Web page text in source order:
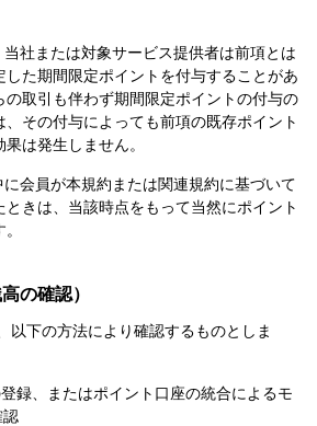
社または対象サービス提供者は前項とは
した期間限定ポイントを付与することがあ
の取引も伴わず期間限定ポイントの付与の
その付与によっても前項の既存ポイント
は発生しません。
会員が本規約または関連規約に基づいて
きは、当該時点をもって当然にポイント
の確認）
以下の方法により確認するものとしま
録、またはポイント口座の統合によるモ
認